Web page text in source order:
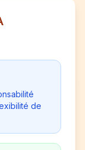
de